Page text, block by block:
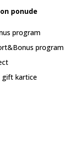
ponude
program
program
gift kartice